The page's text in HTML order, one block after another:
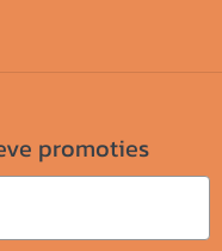
promoties